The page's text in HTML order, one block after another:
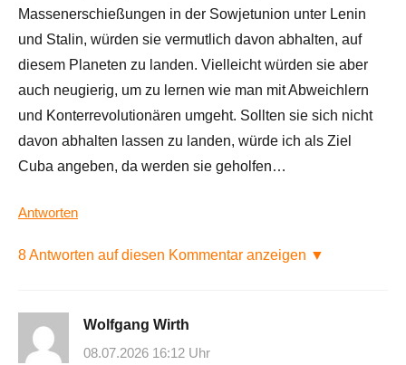
Massenerschießungen in der Sowjetunion unter Lenin
und Stalin, würden sie vermutlich davon abhalten, auf
diesem Planeten zu landen. Vielleicht würden sie aber
auch neugierig, um zu lernen wie man mit Abweichlern
und Konterrevolutionären umgeht. Sollten sie sich nicht
davon abhalten lassen zu landen, würde ich als Ziel
Cuba angeben, da werden sie geholfen…
Antworten
8 Antworten auf diesen Kommentar anzeigen ▼
Wolfgang Wirth
08.07.2026 16:12 Uhr